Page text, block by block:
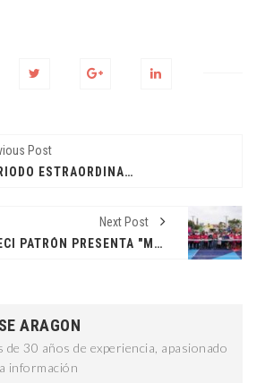
Post
EL PERIODO ESTRAORDINARIO DESAHOGARÁ VARIOS TEMAS EN CARTERA
Next Post
CECI PATRÓN PRESENTA "MÉRIDA ENCHULA"
ARAGON
de 30 años de experiencia, apasionado
información